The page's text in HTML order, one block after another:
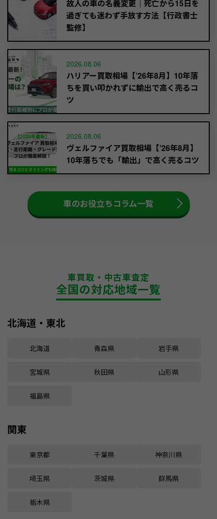
故人の車の名義変更｜死亡から15日を
過ぎても迷わず手放す方法【行政書士
監修】
2026.08.06
ハリアー買取相場【’26年8月】10年落
ちを買い叩かれずに輸出で高く売るコ
ツ
2026.08.06
ヴェルファイア買取相場【’26年8月】
10年落ちでも「輸出」で高く売るコツ
車のお役立ちコラム一覧
車買取・中古車査定
全国の対応地域一覧
北海道・東北
北海道 青森県 岩手県
宮城県 秋田県 山形県
福島県
関東
東京都 千葉県 神奈川県
埼玉県 茨城県 群馬県
栃木県